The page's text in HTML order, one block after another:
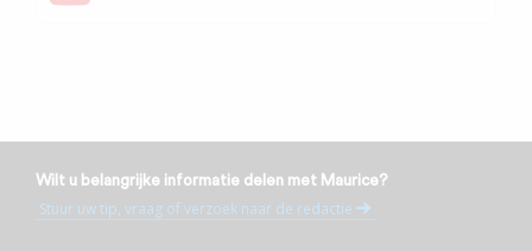
Wilt u belangrijke informatie delen met Maurice?
Stuur uw tip, vraag of verzoek naar de redactie